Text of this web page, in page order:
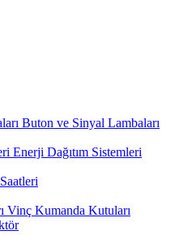
Buton ve Sinyal Lambaları
Enerji Dağıtım Sistemleri
Vinç Kumanda Kutuları